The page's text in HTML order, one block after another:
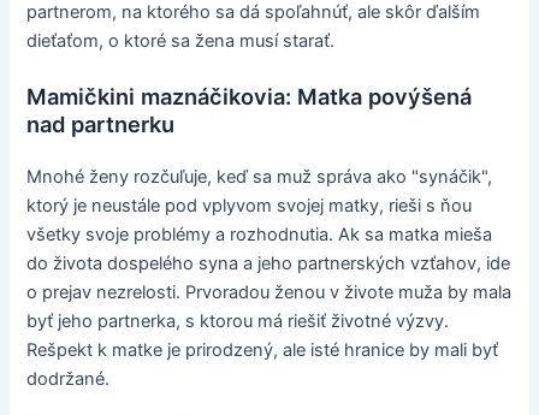
partnerom, na ktorého sa dá spoľahnúť, ale skôr ďalším
dieťaťom, o ktoré sa žena musí starať.
Mamičkini maznáčikovia: Matka povýšená
nad partnerku
Mnohé ženy rozčuľuje, keď sa muž správa ako "synáčik",
ktorý je neustále pod vplyvom svojej matky, rieši s ňou
všetky svoje problémy a rozhodnutia. Ak sa matka mieša
do života dospelého syna a jeho partnerských vzťahov, ide
o prejav nezrelosti. Prvoradou ženou v živote muža by mala
byť jeho partnerka, s ktorou má riešiť životné výzvy.
Rešpekt k matke je prirodzený, ale isté hranice by mali byť
dodržané.